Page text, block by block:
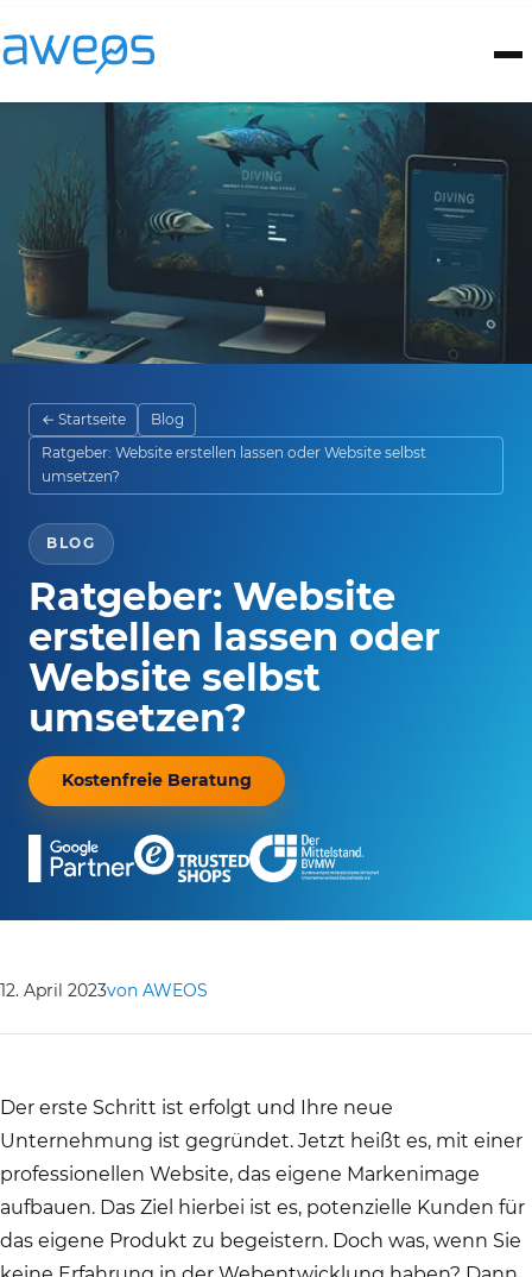
← Startseite
Blog
Ratgeber: Website erstellen lassen oder Website selbst
umsetzen?
BLOG
Ratgeber: Website
erstellen lassen oder
Website selbst
umsetzen?
Kostenfreie Beratung
12. April 2023von AWEOS
Der erste Schritt ist erfolgt und Ihre neue
Unternehmung ist gegründet. Jetzt heißt es, mit einer
professionellen Website, das eigene Markenimage
aufbauen. Das Ziel hierbei ist es, potenzielle Kunden für
das eigene Produkt zu begeistern. Doch was, wenn Sie